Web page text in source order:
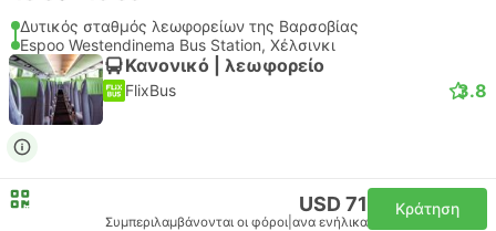
Δυτικός σταθμός λεωφορείων της Βαρσοβίας
Espoo Westendinema Bus Station, Χέλσινκι
Κανονικό | λεωφορείο
FlixBus 3.8
USD 71
Συμπεριλαμβάνονται οι φόροι ανα ενήλικα
Κράτηση